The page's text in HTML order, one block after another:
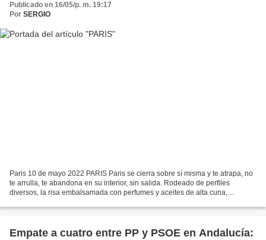
Publicado en 16/05/p. m. 19:17
Por SERGIO
Paris 10 de mayo 2022 PARIS Paris se cierra sobre sí misma y te atrapa, no
te arrulla, te abandona en su interior, sin salida. Rodeado de perfiles
diversos, la risa embalsamada con perfumes y aceites de alta cuna,
Empate a cuatro entre PP y PSOE en Andalucía: